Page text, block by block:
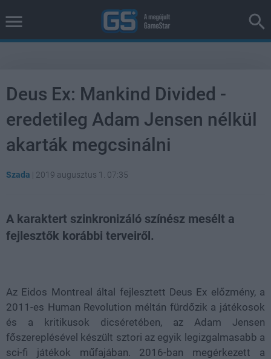
Deus Ex: Mankind Divided -
eredetileg Adam Jensen nélkül
akarták megcsinálni
Szada | 2019 augusztus 1. 07:35
A karaktert szinkronizáló színész mesélt a
fejlesztők korábbi terveiről.
Az Eidos Montreal által fejlesztett Deus Ex előzmény, a
2011-es Human Revolution méltán fürdőzik a játékosok
és a kritikusok dicséretében, az Adam Jensen
főszereplésével készült sztori az egyik legizgalmasabb a
sci-fi játékok műfajában. 2016-ban megérkezett a